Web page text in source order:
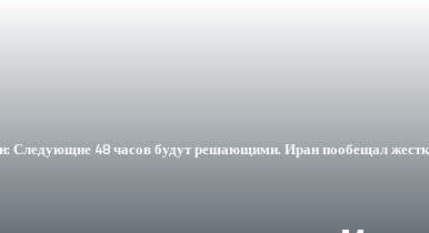
Следующие 48 часов будут решающими. Иран пообещал жестко